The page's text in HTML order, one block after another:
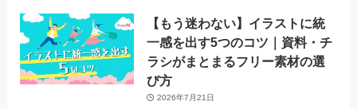
【もう迷わない】イラストに統
一感を出す5つのコツ｜資料・チ
ラシがまとまるフリー素材の選
び方
2026年7月21日